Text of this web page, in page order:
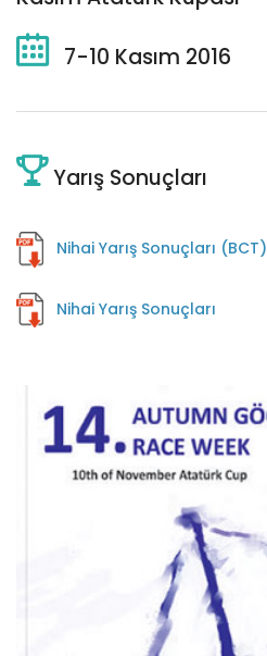
7-10 Kasım 2016
Yarış Sonuçları
Nihai Yarış Sonuçları (BCT)
Nihai Yarış Sonuçları